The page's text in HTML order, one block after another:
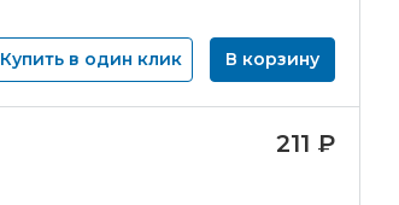
Купить в один клик В корзину
211 ₽